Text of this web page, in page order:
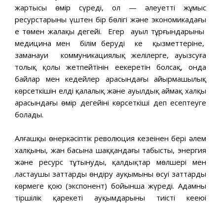
жартысы өмір сүреді, ол — әлеуетті жұмыс
ресурстарының үштен бір бөлігі және экономикадағы
ең төмен жалақы деңгейі. Егер ауыл тұрғындарының
медицина мен білім берудің кең қызметтеріне,
заманауи коммуникациялық желілерге, ауызсуға
толық қолы жетпейтінін еекеретін болсақ, онда
байлар мен кедейлер арасындағы айырмашылық
көрсеткішін елдің қалалық және ауылдық аймақ халқы
арасындағы өмір деңгейінің көрсеткіші деп есептеуге
болады.
Алғашқы өнеркәсіптік революция кезеңінен бері әлем
халқының, жан басына шаққандағы табыстың, энергия
және ресурс тұтынудың, қалдықтар мөлшері мен
ластаушы заттарды өндіру ауқымының өсуі заттарды
көрмеге қою (экспонент) бойынша жүреді. Адамның
тіршілік қарекеті ауқымдарының тиісті кеңеюі